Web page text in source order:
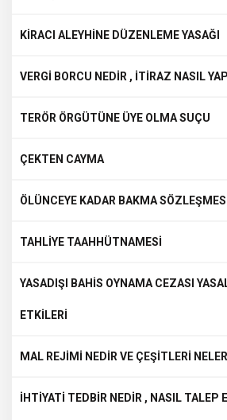
KİRACI ALEYHİNE DÜZENLEME YASAĞI
VERGİ BORCU NEDİR , İTİRAZ NASIL
TERÖR ÖRGÜTÜNE ÜYE OLMA SUÇU
ÇEKTEN CAYMA
ÖLÜNCEYE KADAR BAKMA
TAHLİYE TAAHHÜTNAMESİ
YASADIŞI BAHİS OYNAMA CEZASI
ETKİLERİ
MAL REJİMİ NEDİR VE ÇEŞİTLERİ
İHTİYATİ TEDBİR NEDİR , NASIL TALEP